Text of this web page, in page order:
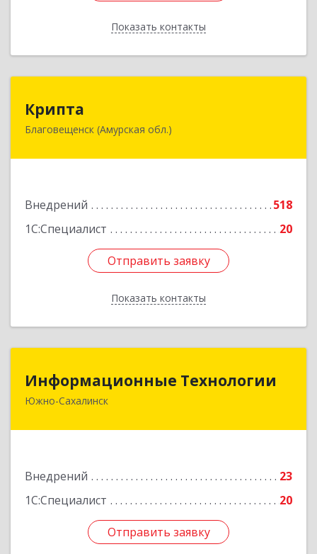
Показать контакты
Назад
Крипта
Благовещенск (Амурская обл.)
Внедрений
518
1С:Специалист
20
Отправить заявку
Показать контакты
675000, Амурская обл, Благовещенск г,
Отправить заявку
Назад
Информационные Технологии
Южно-Сахалинск
Внедрений
23
1С:Специалист
20
Отправить заявку
Информационные Технологии
693006, Сахалинская обл, Южно-Сахалинск г,
Отправить заявку